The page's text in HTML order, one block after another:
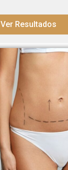
Ver Resultados